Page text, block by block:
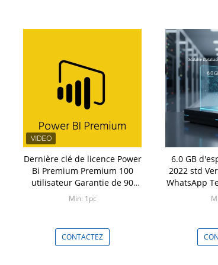
Dernière clé de licence Power
Bi Premium Premium 100
utilisateur Garantie de 90
jours
Min: 1pc
CONTACTEZ
6.0 GB
2022 std
WhatsApp
base de